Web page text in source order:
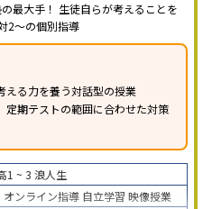
最大手！ 生徒自らが考えることを
2〜の個別指導
える力を養う対話型の授業
定期テストの範囲に合わせた対策
1 ~ 3 浪人生
オンライン指導 自立学習 映像授業